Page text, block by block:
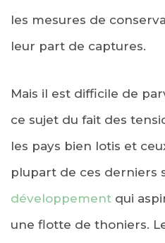
les mesures de
leur part de captures.
Mais il est difficile de
ce sujet du fait des
les pays bien lotis et
plupart de ces derniers
développement qui
une flotte de thoniers.